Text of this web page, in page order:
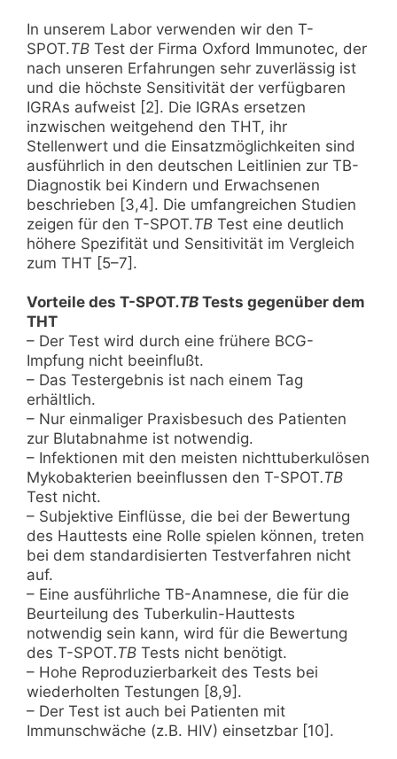
In unserem Labor verwenden wir den T-
SPOT.TB Test der Firma Oxford Immunotec, der
nach unseren Erfahrungen sehr zuverlässig ist
und die höchste Sensitivität der verfügbaren
IGRAs aufweist [2]. Die IGRAs ersetzen
inzwischen weitgehend den THT, ihr
Stellenwert und die Einsatzmöglichkeiten sind
ausführlich in den deutschen Leitlinien zur TB-
Diagnostik bei Kindern und Erwachsenen
beschrieben [3,4]. Die umfangreichen Studien
zeigen für den T-SPOT.TB Test eine deutlich
höhere Spezifität und Sensitivität im Vergleich
zum THT [5–7].
Vorteile des T-SPOT.TB Tests gegenüber dem
THT
– Der Test wird durch eine frühere BCG-
Impfung nicht beeinflußt.
– Das Testergebnis ist nach einem Tag
erhältlich.
– Nur einmaliger Praxisbesuch des Patienten
zur Blutabnahme ist notwendig.
– Infektionen mit den meisten nichttuberkulösen
Mykobakterien beeinflussen den T-SPOT.TB
Test nicht.
– Subjektive Einflüsse, die bei der Bewertung
des Hauttests eine Rolle spielen können, treten
bei dem standardisierten Testverfahren nicht
auf.
– Eine ausführliche TB-Anamnese, die für die
Beurteilung des Tuberkulin-Hauttests
notwendig sein kann, wird für die Bewertung
des T-SPOT.TB Tests nicht benötigt.
– Hohe Reproduzierbarkeit des Tests bei
wiederholten Testungen [8,9].
– Der Test ist auch bei Patienten mit
Immunschwäche (z.B. HIV) einsetzbar [10].